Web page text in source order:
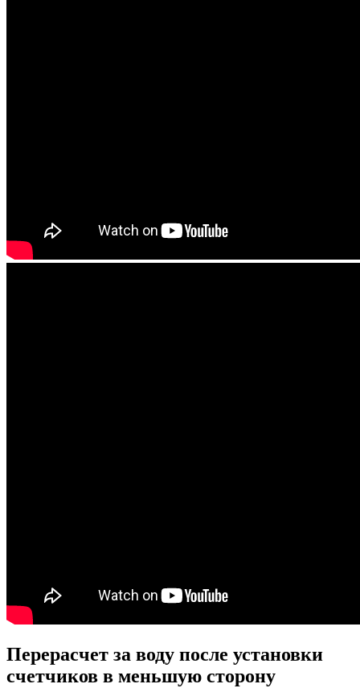
Перерасчет за воду после установки
счетчиков в меньшую сторону